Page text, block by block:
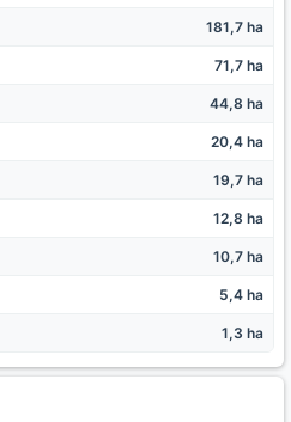
181,7 ha
71,7 ha
44,8 ha
20,4 ha
19,7 ha
12,8 ha
10,7 ha
5,4 ha
1,3 ha